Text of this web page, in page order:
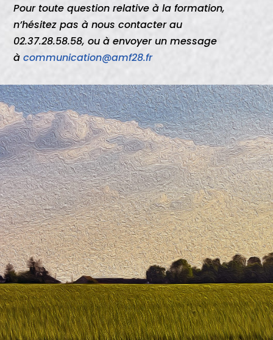
Pour toute question relative à la formation,
n’hésitez pas à nous contacter au
02.37.28.58.58, ou à envoyer un message
à communication@amf28.fr